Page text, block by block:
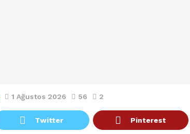
1 Ağustos 2026 56 2
Twitter Pinterest